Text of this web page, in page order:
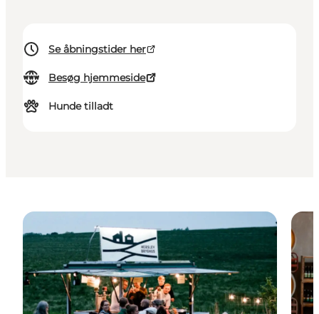
Se åbningstider her
Besøg hjemmeside
Hunde tilladt